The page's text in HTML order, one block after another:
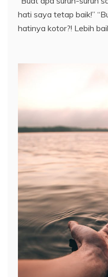
hati saya tetap baik!”
hatinya kotor?! Lebih